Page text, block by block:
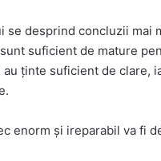
se desprind concluzii mai
suficient de mature
ținte suficient de clare,
enorm și ireparabil va fi